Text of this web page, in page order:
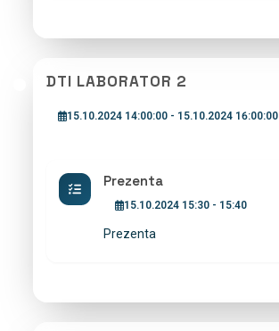
DTI LABORATOR 2
15.10.2024 14:00:00 - 15.10.2024 16:00:00
Prezenta
15.10.2024 15:30 - 15:40
Prezenta